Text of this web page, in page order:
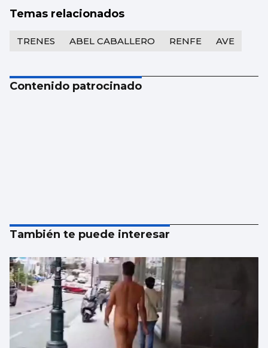
Temas relacionados
TRENES ABEL CABALLERO RENFE AVE
Contenido patrocinado
También te puede interesar